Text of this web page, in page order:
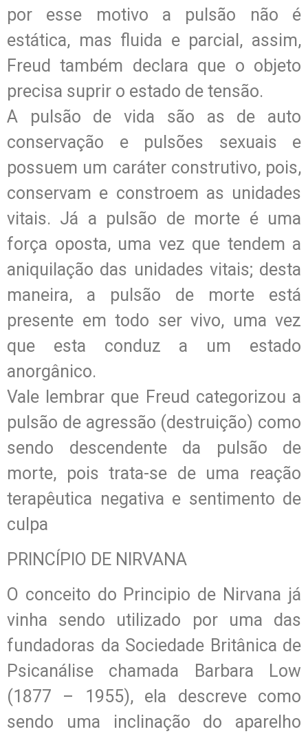
por esse motivo a pulsão não é
estática, mas fluida e parcial, assim,
Freud também declara que o objeto
precisa suprir o estado de tensão.
A pulsão de vida são as de auto
conservação e pulsões sexuais e
possuem um caráter construtivo, pois,
conservam e constroem as unidades
vitais. Já a pulsão de morte é uma
força oposta, uma vez que tendem a
aniquilação das unidades vitais; desta
maneira, a pulsão de morte está
presente em todo ser vivo, uma vez
que esta conduz a um estado
anorgânico.
Vale lembrar que Freud categorizou a
pulsão de agressão (destruição) como
sendo descendente da pulsão de
morte, pois trata-se de uma reação
terapêutica negativa e sentimento de
culpa
PRINCÍPIO DE NIRVANA
O conceito do Principio de Nirvana já
vinha sendo utilizado por uma das
fundadoras da Sociedade Britânica de
Psicanálise chamada Barbara Low
(1877 – 1955), ela descreve como
sendo uma inclinação do aparelho